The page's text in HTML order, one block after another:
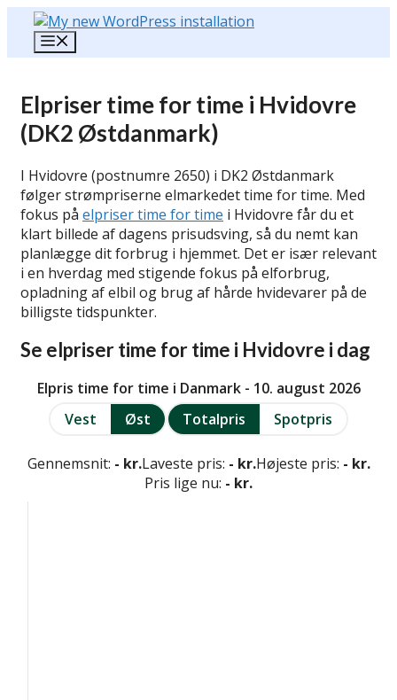
Hop
indhold
Elpriser time for time i Hvidovre
(DK2 Østdanmark)
I Hvidovre (postnumre 2650) i DK2 Østdanmark
følger strømpriserne elmarkedet time for time. Med
fokus på elpriser time for time i Hvidovre får du et
klart billede af dagens prisudsving, så du nemt kan
planlægge dit forbrug i hjemmet. Det er især relevant
i en hverdag med stigende fokus på elforbrug,
opladning af elbil og brug af hårde hvidevarer på de
billigste tidspunkter.
Se elpriser time for time i Hvidovre i dag
Elpris time for time i Danmark - 10. august 2026
Vest
Øst Totalpris Spotpris
Gennemsnit: - kr.Laveste pris: - kr.Højeste pris: - kr.
Pris lige nu: - kr.